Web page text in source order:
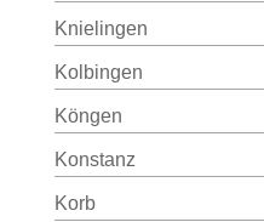
Knielingen
Kolbingen
Köngen
Konstanz
Korb